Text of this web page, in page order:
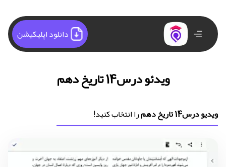
دانلود اپلیکیشن
ویدئو درس14 تاریخ دهم
ویدیو درس14 تاریخ دهم را انتخاب کنید!